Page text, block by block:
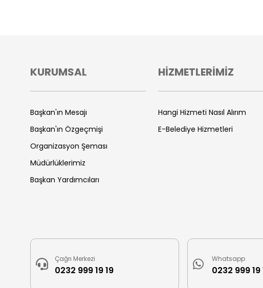
KURUMSAL
Başkan'ın Mesajı
Başkan'ın Özgeçmişi
Organizasyon Şeması
Müdürlüklerimiz
Başkan Yardımcıları
HİZMETLERİMİZ
Hangi Hizmeti Nasıl Alırım
E-Belediye Hizmetleri
Çağrı Merkezi
0232 999 19 19
Whatsapp
0232 999 19